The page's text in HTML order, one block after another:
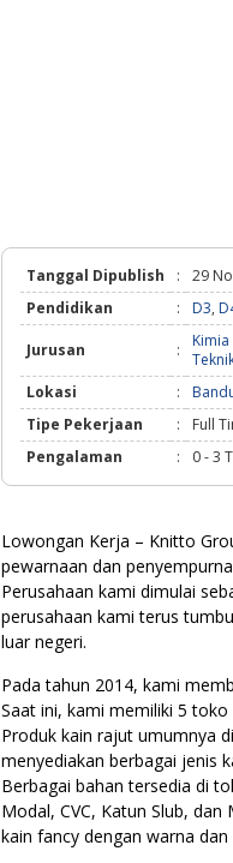
Tanggal Dipublish :
29
Pendidikan
: D3,
Jurusan :
Lokasi
:
Tipe Pekerjaan
:
Full
Pengalaman
: 0 - 3
Lowongan Kerja – Knitto
pewarnaan dan
Perusahaan kami dimulai
perusahaan kami terus
luar negeri.
Pada tahun 2014, kami
Saat ini, kami memiliki 5
Produk kain rajut umumnya
menyediakan berbagai jenis
Berbagai bahan tersedia di
Modal, CVC, Katun Slub,
kain fancy dengan warna dan